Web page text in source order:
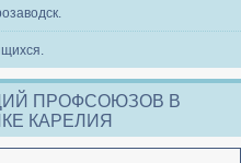
ПРОФСОЮЗОВ В
КАРЕЛИЯ